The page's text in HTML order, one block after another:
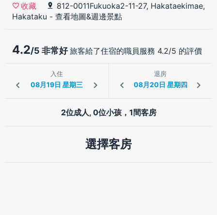
收藏
812-0011Fukuoka2-11-27, Hakataekimae,
Hakataku - 查看地圖&週邊景點
4.2/5 非常好旅客給了住宿的職員服務 4.2/5 的評價
入住 退房
2位成人, 0位小孩，1間客房
選擇客房